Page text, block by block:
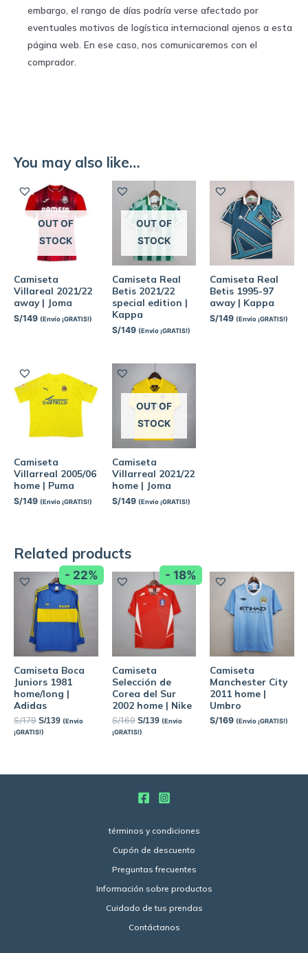
embargo, el rango de días podría verse afectado por
eventuales motivos de logística internacional ajenos a esta
página web. En ese caso, nos comunicaremos con el
comprador.
You may also like…
OUT OF
STOCK
Camiseta
Villareal 2021/22
away | Joma
S/149 (Envío ¡GRATIS!)
OUT OF
STOCK
Camiseta Real
Betis 2021/22
special edition |
Kappa
S/149 (Envío ¡GRATIS!)
Camiseta Real
Betis 1995-97
away | Kappa
S/149 (Envío ¡GRATIS!)
Camiseta
Villarreal 2005/06
home | Puma
S/149 (Envío ¡GRATIS!)
OUT OF
STOCK
Camiseta
Villarreal 2021/22
home | Joma
S/149 (Envío ¡GRATIS!)
Related products
- 22%
Camiseta Boca
Juniors 1981
home/long |
Adidas
S/179 S/139 (Envío
¡GRATIS!)
- 18%
Camiseta
Selección de
Corea del Sur
2002 home | Nike
S/169 S/139 (Envío
¡GRATIS!)
Camiseta
Manchester City
2011 home |
Umbro
S/169 (Envío ¡GRATIS!)
términos y condiciones
Cupón de descuento
Preguntas frecuentes
Información sobre productos
Cuidado de tus prendas
Contáctanos